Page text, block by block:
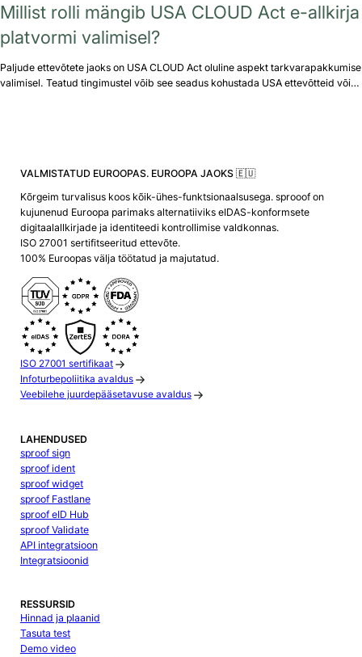
Millist rolli mängib USA CLOUD Act e-allkirja
platvormi valimisel?
Paljude ettevõtete jaoks on USA CLOUD Act oluline aspekt tarkvarapakkumise
valimisel. Teatud tingimustel võib see seadus kohustada USA ettevõtteid või…
VALMISTATUD EUROOPAS. EUROOPA JAOKS 🇪🇺
Kõrgeim turvalisus koos kõik-ühes-funktsionaalsusega. sprooof on
kujunenud Euroopa parimaks alternatiiviks eIDAS-konformsete
digitaalallkirjade ja identiteedi kontrollimise valdkonnas.
ISO 27001 sertifitseeritud ettevõte.
100% Euroopas välja töötatud ja majutatud.
ISO 27001 sertifikaat
Infoturbepoliitika avaldus
Veebilehe juurdepääsetavuse avaldus
LAHENDUSED
sproof sign
sproof ident
sproof widget
sproof Fastlane
sproof eID Hub
sproof Validate
API integratsioon
Integratsioonid
RESSURSID
Hinnad ja plaanid
Tasuta test
Demo video